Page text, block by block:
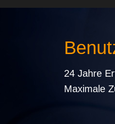
24 Jahre
Maximale